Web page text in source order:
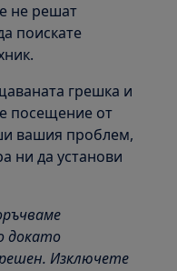
не решат
поискате
грешка и
посещение от
вашия проблем,
ни да установи
докато
Изключете